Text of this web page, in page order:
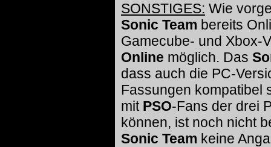
SONSTIGES: Wie
Sonic Team bereits
Gamecube- und Xbox-
Online möglich. Das
dass auch die PC-
Fassungen kompatibel
mit PSO-Fans der drei
können, ist noch nicht
Sonic Team keine